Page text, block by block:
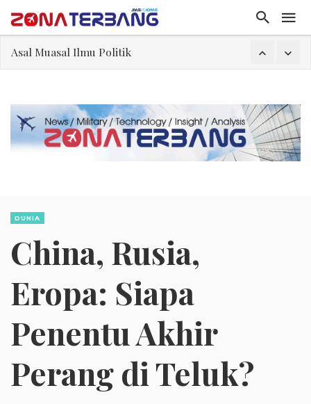
Dua Pesawat Nyaris Tabrakan di Haneda
Kedutaan Palestina Gelar Aksi Kerja Sukarela di Menteng sebagai Bentuk Terima Kasih kepada Indonesia
Sjafrie Sjamsoeddin: Jangan Sakiti Hati Rakyat
DUNIA
China, Rusia,
Eropa: Siapa
Penentu Akhir
Perang di Teluk?